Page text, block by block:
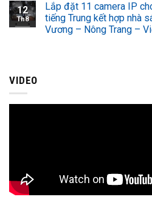
12
Th8
Lắp đặt 11 camera IP
tiếng Trung kết hợp nhà
Vương – Nông Trang –
VIDEO